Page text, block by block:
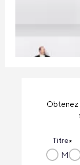
Obtenez
Titre*
M